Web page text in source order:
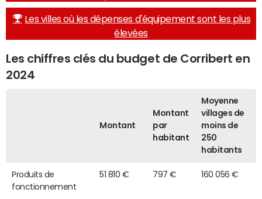
Les villes où les dépenses d'équipement sont les plus
élevées
Les chiffres clés du budget de Corribert en
2024
Montant
Montant
par
habitant
Moyenne
villages de
moins de
250
habitants
Produits de
fonctionnement
51 810 € 797 € 160 056 €